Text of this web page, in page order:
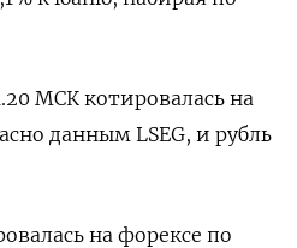
МСК котировалась на
данным LSEG, и рубль
на форексе по